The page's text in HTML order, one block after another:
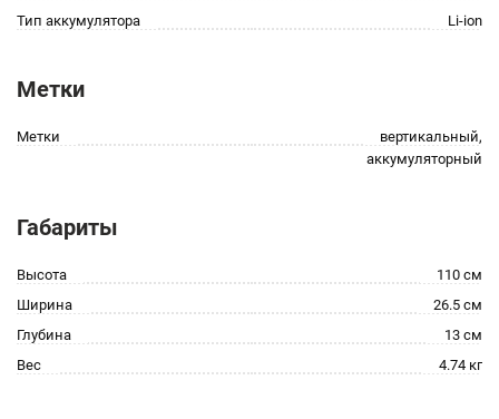
Тип аккумулятора
Li-ion
Метки
Метки
вертикальный,
аккумуляторный
Габариты
Высота
110 см
Ширина
26.5 см
Глубина
13 см
Вес
4.74 кг